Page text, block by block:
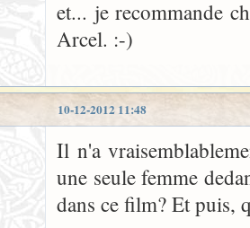
et... je recommande
Arcel. :-)
10-12-2012 11:48
Il n'a
une seule femme
dans ce film? Et puis,